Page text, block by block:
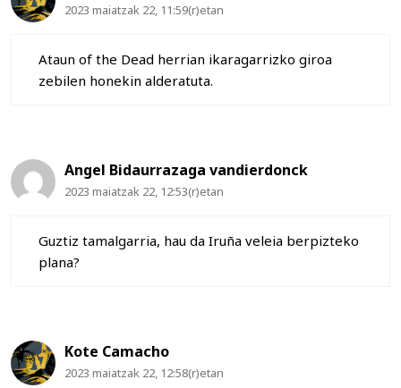
2023 maiatzak 22, 11:59(r)etan
Ataun of the Dead herrian ikaragarrizko giroa
zebilen honekin alderatuta.
Angel Bidaurrazaga vandierdonck
2023 maiatzak 22, 12:53(r)etan
Guztiz tamalgarria, hau da Iruña veleia berpizteko
plana?
Kote Camacho
2023 maiatzak 22, 12:58(r)etan